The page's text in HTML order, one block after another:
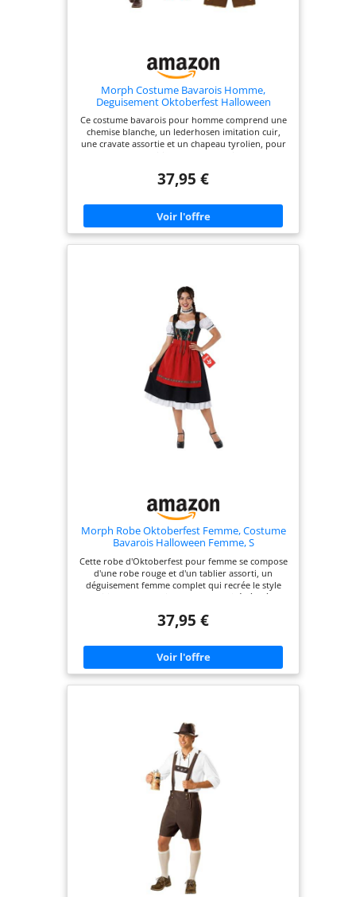
Morph Costume Bavarois Homme,
Deguisement Oktoberfest Halloween
Homme, M
Ce costume bavarois pour homme comprend une
chemise blanche, un lederhosen imitation cuir,
une cravate assortie et un chapeau tyrolien, pour
3XL, avec une coupe ajustée qui laisse une grande
chope toute la soirée. Consultez le guide des
tailles pour plus d'informations Convient pour
Halloween, l'Oktoberfest et les soirées à thème
bavarois, cette tenue bavaroise homme permet
extérieur sur un festival de plein air, ce costume
oktoberfest homme se marie avec une chope de
bière factice pour compléter le look Costume
bavarois homme est conçu pour les amateurs de
fêtes populaires et les habitués des soirées à
thème qui veulent afficher une allure joviale et
conviviale à chaque rassemblement Ce costume
offre un confort optimal toute la journée.
Confectionné dans des matières légères,
extensibles et respirantes, il est facile à enfiler,
permet de bouger librement et s'enlève
facilement. Coutures renforcées. Lavage à la main
uniquement
37,95 €
Morph Robe Oktoberfest Femme, Costume
Bavarois Halloween Femme, S
Cette robe d'Oktoberfest pour femme se compose
d'une robe rouge et d'un tablier assorti, un
déguisement femme complet qui recrée le style
traditionnel bavarois pour toute soirée à thème
coupe ajustable qui épouse la silhouette tout en
guide des tailles pour plus d'informations
Convient pour Halloween, les soirées déguisées et
les fêtes à thème bavarois, ce costume bavarois
femme aide les adultes à célébrer l'esprit de
à des bas blancs pour compléter le look tyrolien
Costume tyrolien femme est porté par les fans de
fêtes bavaroises, les amatrices de traditions
autrichiennes et les adeptes de soirées à thème
qui veulent un look festif, coloré et convivial Ce
costume offre un confort optimal toute la journée.
Confectionné dans des matières légères,
extensibles et respirantes, il est facile à enfiler,
permet de bouger librement et s'enlève
facilement. Coutures renforcées. Lavage à la main
uniquement
37,95 €